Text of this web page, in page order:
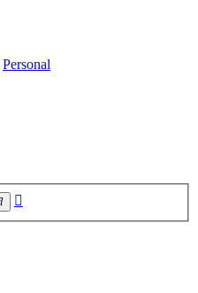
Personal
Sök